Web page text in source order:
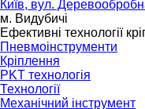
Київ, вул.
м. Видубичі
Ефективні технології
Пневмоінструменти
Кріплення
PKT технологія
Технології
Механічний інструмент